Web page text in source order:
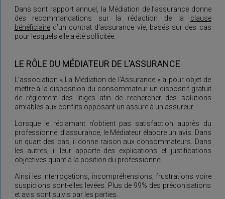
Dans sont rapport annuel, la Médiation de l’assurance donne
des recommandations sur la rédaction de la clause
bénéficiaired’un contrat d’assurance vie, basés sur des cas
pour lesquels elle a été sollicitée.
LE RÔLE DU MÉDIATEUR DE L’ASSURANCE
L’association « La Médiation de l’Assurance » a pour objet de
mettre à la disposition du consommateur un dispositif gratuit
de règlement des litiges afin de rechercher des solutions
amiables aux conflits opposant un assuré à un assureur.
Lorsque le réclamant n’obtient pas satisfaction auprès du
professionnel d’assurance, le Médiateur élabore un avis. Dans
un quart des cas, il donne raison aux consommateurs. Dans
les autres, il leur apporte des explications et justifications
objectives quant à la position du professionnel.
Ainsi les interrogations, incompréhensions, frustrations voire
suspicions sont-elles levées. Plus de 99% des préconisations
et avis sont suivis par les parties.